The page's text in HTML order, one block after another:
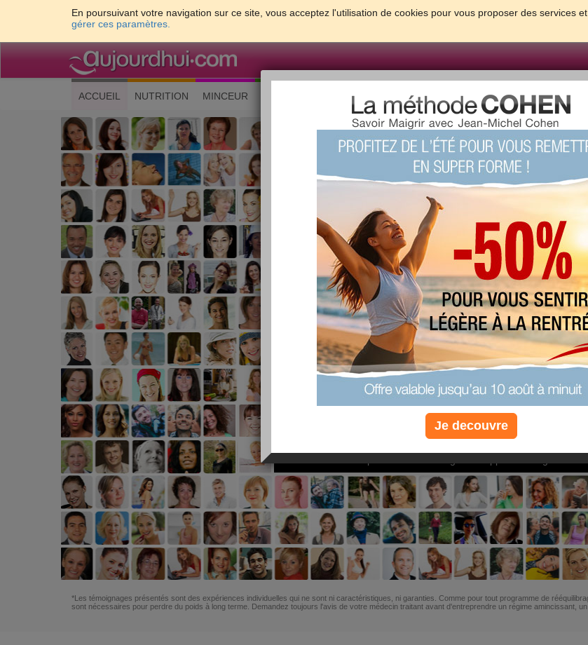
En poursuivant votre navigation sur ce site, vous acceptez l'utilisation de cookies pour vous proposer des services
gérer ces paramètres.
ACCUEIL (current)
NUTRITION MINCEUR FORME & SANTE PSYCHO & TESTS GROSSESSE &
Les meilleures solutions pour maigrir et être bien
PLUS
EFFICACE
PLUS
SANTÉ
Non, je préfère le régime gratuit
*Les témoignages présentés sont des expériences individuelles qui ne sont ni caractéristiques, ni garanties. Comme pour tout programme de
sont nécessaires pour perdre du poids à long terme. Demandez toujours l'avis de votre médecin traitant avant d'entreprendre un régime amincissant,
Je decouvre